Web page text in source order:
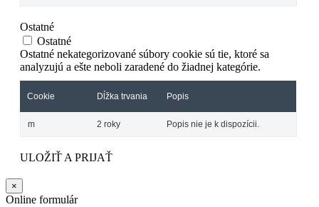
Ostatné
Ostatné
Ostatné nekategorizované súbory cookie sú tie, ktoré sa
analyzujú a ešte neboli zaradené do žiadnej kategórie.
Cookie Dĺžka trvania Popis
m 2 roky Popis nie je k dispozícii.
ULOŽIŤ A PRIJAŤ
×
Online formulár